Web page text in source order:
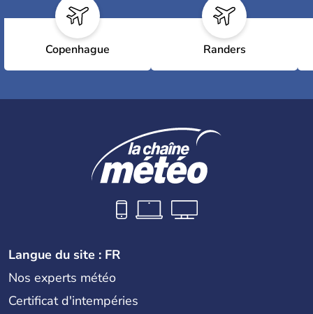
Copenhague Randers
Langue du site : FR
Nos experts météo
Certificat d'intempéries